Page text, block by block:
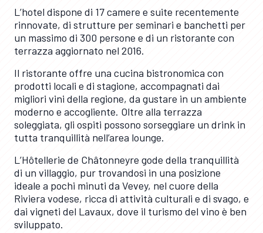
L’hotel dispone di 17 camere e suite recentemente
rinnovate, di strutture per seminari e banchetti per
un massimo di 300 persone e di un ristorante con
terrazza aggiornato nel 2016.
Il ristorante offre una cucina bistronomica con
prodotti locali e di stagione, accompagnati dai
migliori vini della regione, da gustare in un ambiente
moderno e accogliente. Oltre alla terrazza
soleggiata, gli ospiti possono sorseggiare un drink in
tutta tranquillità nell’area lounge.
L’Hôtellerie de Châtonneyre gode della tranquillità
di un villaggio, pur trovandosi in una posizione
ideale a pochi minuti da Vevey, nel cuore della
Riviera vodese, ricca di attività culturali e di svago, e
dai vigneti del Lavaux, dove il turismo del vino è ben
sviluppato.